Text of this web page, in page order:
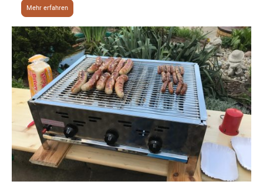
Mehr erfahren